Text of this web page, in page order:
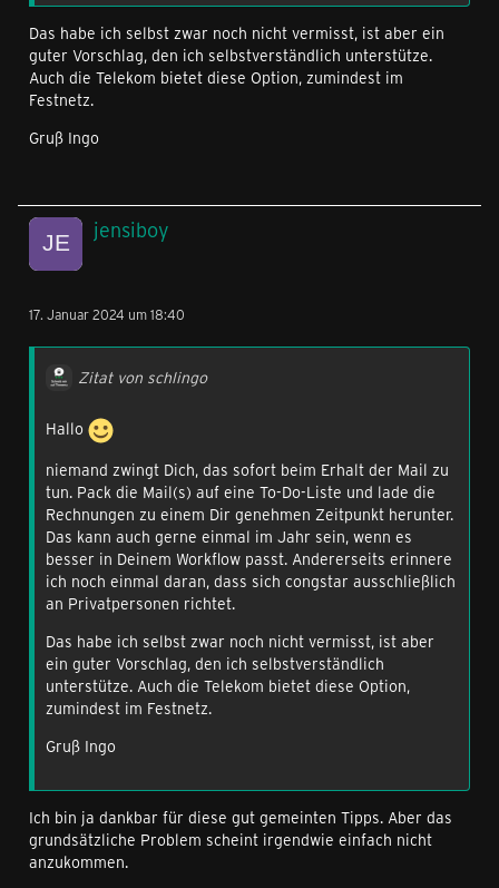
Das habe ich selbst zwar noch nicht vermisst, ist aber ein
guter Vorschlag, den ich selbstverständlich unterstütze.
Auch die Telekom bietet diese Option, zumindest im
Festnetz.
Gruß Ingo
jensiboy
17. Januar 2024 um 18:40
Zitat von schlingo
Hallo
niemand zwingt Dich, das sofort beim Erhalt der Mail zu
tun. Pack die Mail(s) auf eine To-Do-Liste und lade die
Rechnungen zu einem Dir genehmen Zeitpunkt herunter.
Das kann auch gerne einmal im Jahr sein, wenn es
besser in Deinem Workflow passt. Andererseits erinnere
ich noch einmal daran, dass sich congstar ausschließlich
an Privatpersonen richtet.
Das habe ich selbst zwar noch nicht vermisst, ist aber
ein guter Vorschlag, den ich selbstverständlich
unterstütze. Auch die Telekom bietet diese Option,
zumindest im Festnetz.
Gruß Ingo
Ich bin ja dankbar für diese gut gemeinten Tipps. Aber das
grundsätzliche Problem scheint irgendwie einfach nicht
anzukommen.